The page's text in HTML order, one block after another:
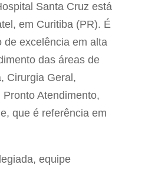
Santa Cruz está
em Curitiba (PR). É
de excelência em alta
das áreas de
Cirurgia Geral,
Atendimento,
que é referência em
equipe